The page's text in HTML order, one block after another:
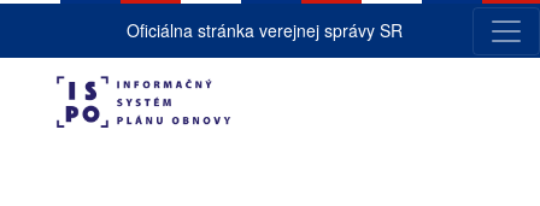
Oficiálna stránka verejnej správy SR